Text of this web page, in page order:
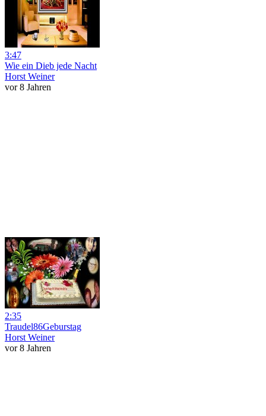
3:47
Wie ein Dieb jede Nacht
Horst Weiner
vor 8 Jahren
2:35
Traudel86Geburstag
Horst Weiner
vor 8 Jahren